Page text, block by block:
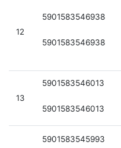
12
5901583546938
5901583546938
13
5901583546013
5901583546013
5901583545993